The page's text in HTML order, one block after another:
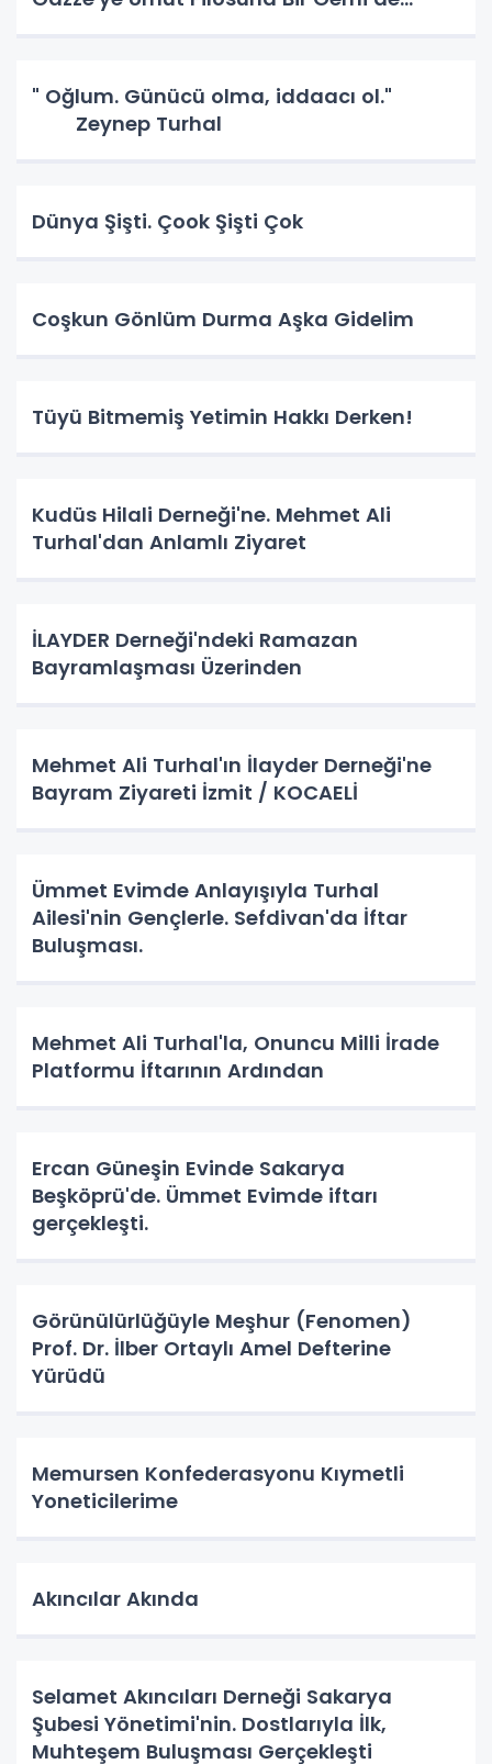
" Oğlum. Günücü olma, iddaacı ol."
Zeynep Turhal
Dünya Şişti. Çook Şişti Çok
Coşkun Gönlüm Durma Aşka Gidelim
Tüyü Bitmemiş Yetimin Hakkı Derken!
Kudüs Hilali Derneği'ne. Mehmet Ali
Turhal'dan Anlamlı Ziyaret
İLAYDER Derneği'ndeki Ramazan
Bayramlaşması Üzerinden
Mehmet Ali Turhal'ın İlayder Derneği'ne
Bayram Ziyareti İzmit / KOCAELİ
Ümmet Evimde Anlayışıyla Turhal
Ailesi'nin Gençlerle. Sefdivan'da İftar
Buluşması.
Mehmet Ali Turhal'la, Onuncu Milli İrade
Platformu İftarının Ardından
Ercan Güneşin Evinde Sakarya
Beşköprü'de. Ümmet Evimde iftarı
gerçekleşti.
Görünülürlüğüyle Meşhur (Fenomen)
Prof. Dr. İlber Ortaylı Amel Defterine
Yürüdü
Memursen Konfederasyonu Kıymetli
Yoneticilerime
Akıncılar Akında
Selamet Akıncıları Derneği Sakarya
Şubesi Yönetimi'nin. Dostlarıyla İlk,
Muhteşem Buluşması Gerçekleşti